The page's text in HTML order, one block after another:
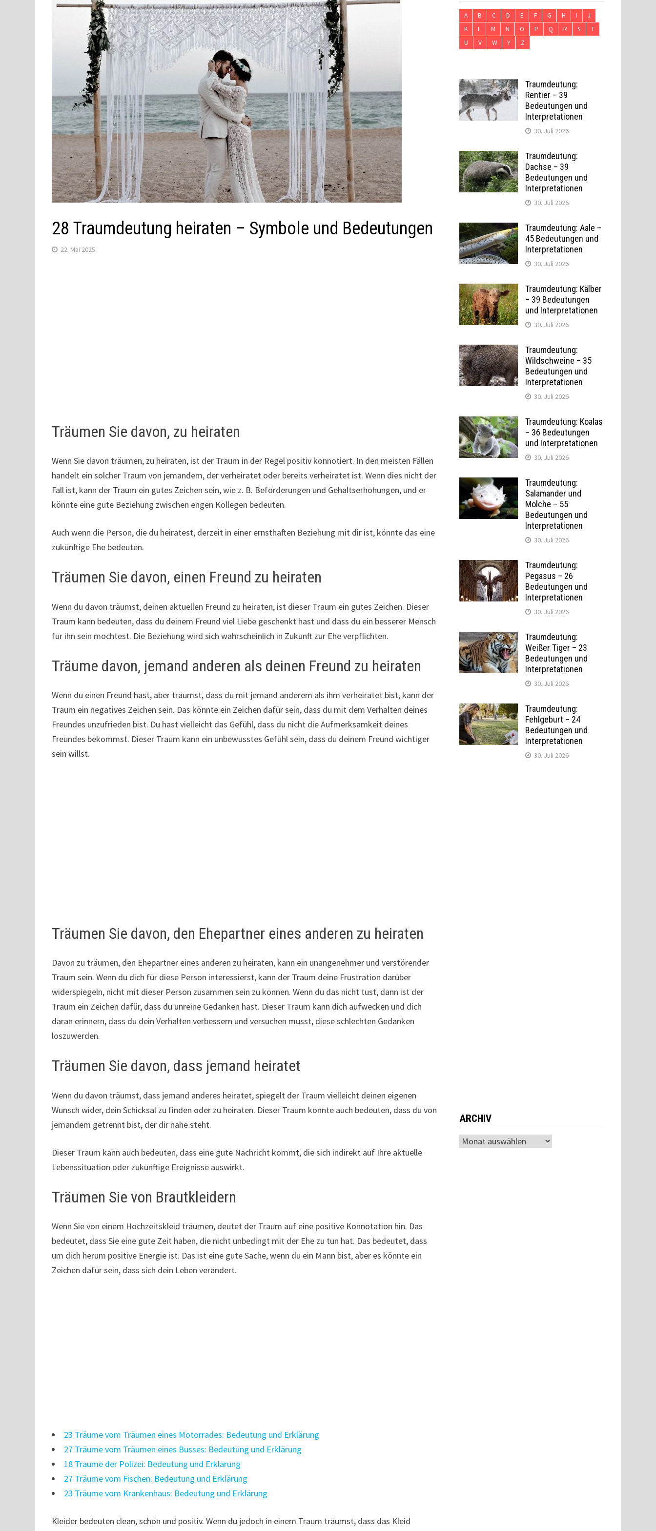
28 Traumdeutung heiraten – Symbole und Bedeutungen
22. Mai 2025
Träumen Sie davon, zu heiraten
Wenn Sie davon träumen, zu heiraten, ist der Traum in der Regel positiv konnotiert. In den meisten Fällen
handelt ein solcher Traum von jemandem, der verheiratet oder bereits verheiratet ist. Wenn dies nicht der
Fall ist, kann der Traum ein gutes Zeichen sein, wie z. B. Beförderungen und Gehaltserhöhungen, und er
könnte eine gute Beziehung zwischen engen Kollegen bedeuten.
Auch wenn die Person, die du heiratest, derzeit in einer ernsthaften Beziehung mit dir ist, könnte das eine
zukünftige Ehe bedeuten.
Träumen Sie davon, einen Freund zu heiraten
Wenn du davon träumst, deinen aktuellen Freund zu heiraten, ist dieser Traum ein gutes Zeichen. Dieser
Traum kann bedeuten, dass du deinem Freund viel Liebe geschenkt hast und dass du ein besserer Mensch
für ihn sein möchtest. Die Beziehung wird sich wahrscheinlich in Zukunft zur Ehe verpflichten.
Träume davon, jemand anderen als deinen Freund zu heiraten
Wenn du einen Freund hast, aber träumst, dass du mit jemand anderem als ihm verheiratet bist, kann der
Traum ein negatives Zeichen sein. Das könnte ein Zeichen dafür sein, dass du mit dem Verhalten deines
Freundes unzufrieden bist. Du hast vielleicht das Gefühl, dass du nicht die Aufmerksamkeit deines
Freundes bekommst. Dieser Traum kann ein unbewusstes Gefühl sein, dass du deinem Freund wichtiger
sein willst.
Träumen Sie davon, den Ehepartner eines anderen zu heiraten
Davon zu träumen, den Ehepartner eines anderen zu heiraten, kann ein unangenehmer und verstörender
Traum sein. Wenn du dich für diese Person interessierst, kann der Traum deine Frustration darüber
widerspiegeln, nicht mit dieser Person zusammen sein zu können. Wenn du das nicht tust, dann ist der
Traum ein Zeichen dafür, dass du unreine Gedanken hast. Dieser Traum kann dich aufwecken und dich
daran erinnern, dass du dein Verhalten verbessern und versuchen musst, diese schlechten Gedanken
loszuwerden.
Träumen Sie davon, dass jemand heiratet
Wenn du davon träumst, dass jemand anderes heiratet, spiegelt der Traum vielleicht deinen eigenen
Wunsch wider, dein Schicksal zu finden oder zu heiraten. Dieser Traum könnte auch bedeuten, dass du von
jemandem getrennt bist, der dir nahe steht.
Dieser Traum kann auch bedeuten, dass eine gute Nachricht kommt, die sich indirekt auf Ihre aktuelle
Lebenssituation oder zukünftige Ereignisse auswirkt.
Träumen Sie von Brautkleidern
Wenn Sie von einem Hochzeitskleid träumen, deutet der Traum auf eine positive Konnotation hin. Das
bedeutet, dass Sie eine gute Zeit haben, die nicht unbedingt mit der Ehe zu tun hat. Das bedeutet, dass
um dich herum positive Energie ist. Das ist eine gute Sache, wenn du ein Mann bist, aber es könnte ein
Zeichen dafür sein, dass sich dein Leben verändert.
23 Träume vom Träumen eines Motorrades: Bedeutung und Erklärung
27 Träume vom Träumen eines Busses: Bedeutung und Erklärung
18 Träume der Polizei: Bedeutung und Erklärung
27 Träume vom Fischen: Bedeutung und Erklärung
23 Träume vom Krankenhaus: Bedeutung und Erklärung
Kleider bedeuten clean, schön und positiv. Wenn du jedoch in einem Traum träumst, dass das Kleid
A B C D E F G H I
J
K
L M N O P Q R S
T
U
V W Y Z
Traumdeutung:
Rentier – 39
Bedeutungen und
Interpretationen
30. Juli 2026
Traumdeutung:
Dachse – 39
Bedeutungen und
Interpretationen
30. Juli 2026
Traumdeutung: Aale –
45 Bedeutungen und
Interpretationen
30. Juli 2026
Traumdeutung: Kälber
– 39 Bedeutungen
und Interpretationen
30. Juli 2026
Traumdeutung:
Wildschweine – 35
Bedeutungen und
Interpretationen
30. Juli 2026
Traumdeutung: Koalas
– 36 Bedeutungen
und Interpretationen
30. Juli 2026
Traumdeutung:
Salamander und
Molche – 55
Bedeutungen und
Interpretationen
30. Juli 2026
Traumdeutung:
Pegasus – 26
Bedeutungen und
Interpretationen
30. Juli 2026
Traumdeutung:
Weißer Tiger – 23
Bedeutungen und
Interpretationen
30. Juli 2026
Traumdeutung:
Fehlgeburt – 24
Bedeutungen und
Interpretationen
30. Juli 2026
ARCHIV
Archiv